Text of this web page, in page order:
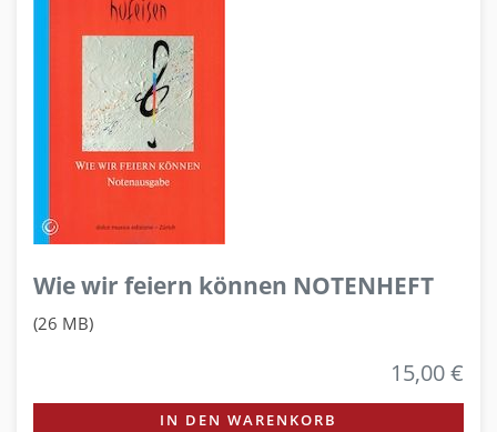
Wie wir feiern können NOTENHEFT
(26 MB)
15,00 €
IN DEN WARENKORB